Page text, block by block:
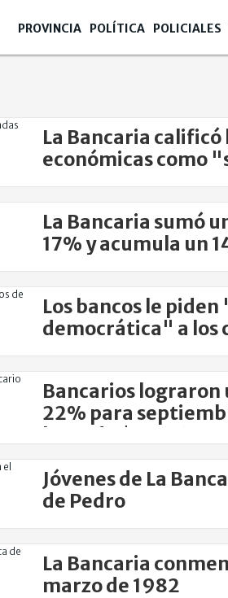
PROVINCIA POLÍTICA POLICIALES
La Bancaria calificó
económicas como
La Bancaria sumó
17% y acumula un
Los bancos le
democrática" a los
Bancarios lograron
22% para
bono de $406.654
Jóvenes de La
de Pedro
La Bancaria
marzo de 1982